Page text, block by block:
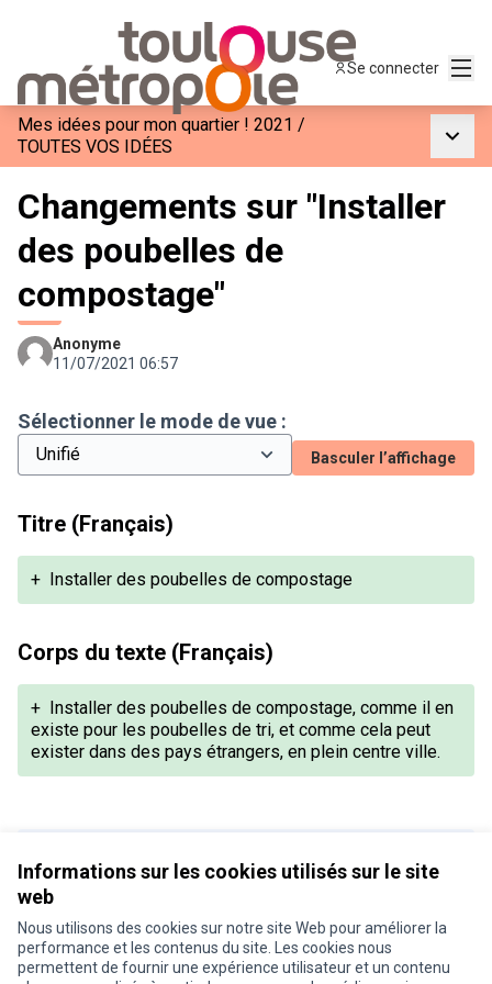
Informations sur les cookies utilisés sur le site
web
Nous utilisons des cookies sur notre site Web pour améliorer la
performance et les contenus du site. Les cookies nous
permettent de fournir une expérience utilisateur et un contenu
Se connecter
Mes idées pour mon quartier ! 2021 /
TOUTES VOS IDÉES
Changements sur "Installer
des poubelles de
compostage"
Anonyme
11/07/2021 06:57
Sélectionner le mode de vue :
Basculer l’affichage
Titre (Français)
+ Installer des poubelles de compostage
Corps du texte (Français)
+ Installer des poubelles de compostage, comme il en
existe pour les poubelles de tri, et comme cela peut
exister dans des pays étrangers, en plein centre ville.
Conditions d'utilisation
Paramètres des cookies
Je participe ! sur X
Je participe ! sur Facebook
Je participe ! sur Instagram